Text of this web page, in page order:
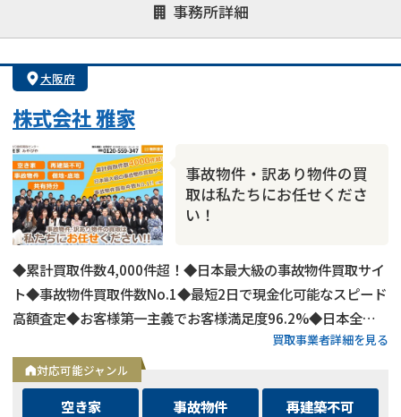
事務所詳細
1億円以上の買取可
大阪府
株式会社 雅家
事故物件・訳あり物件の買
取は私たちにお任せくださ
い！
◆累計買取件数4,000件超！◆日本最大級の事故物件買取サイ
ト◆事故物件買取件数No.1◆最短2日で現金化可能なスピード
高額査定◆お客様第一主義でお客様満足度96.2%◆日本全国
買取事業者詳細を見る
対応可能ジャンル
空き家 事故物件
再建築不可